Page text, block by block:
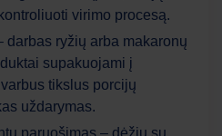
virimo procesą.
darbas ryžių arba makaronų
supakuojami į
tikslus porcijų
uždarymas.
paruošimas – dėžių su